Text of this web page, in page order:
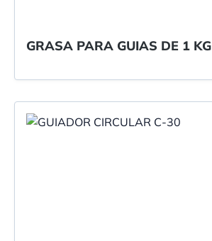
GRASA PARA GUIAS DE 1 KG